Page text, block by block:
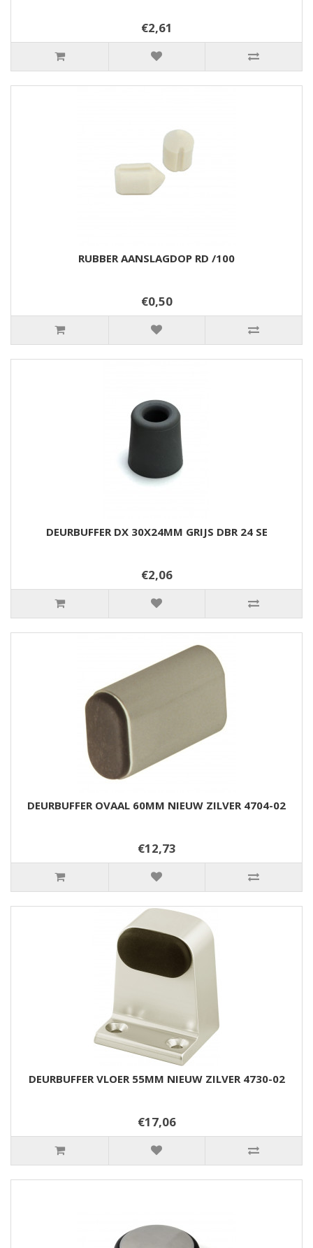
€2,61
RUBBER AANSLAGDOP RD /100
€0,50
DEURBUFFER DX 30X24MM GRIJS DBR 24 SE
€2,06
DEURBUFFER OVAAL 60MM NIEUW ZILVER 4704-02
€12,73
DEURBUFFER VLOER 55MM NIEUW ZILVER 4730-02
€17,06